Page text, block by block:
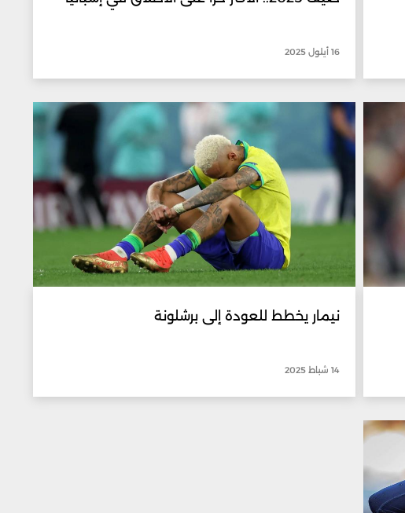
16 أيلول 2025
نيمار يخطط للعودة إلى برشلونة
14 شباط 2025